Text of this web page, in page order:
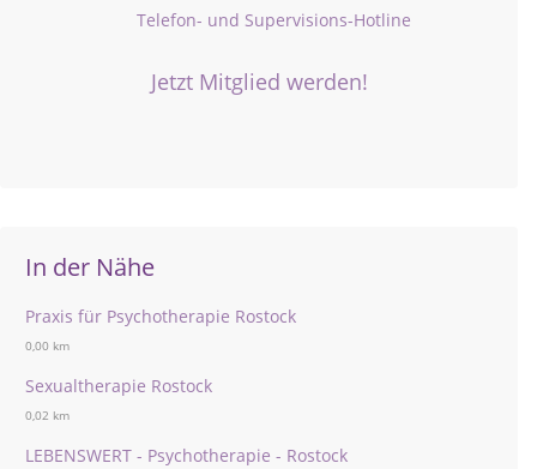
Telefon- und Supervisions-Hotline
Jetzt Mitglied werden!
In der Nähe
Praxis für Psychotherapie Rostock
0,00 km
Sexualtherapie Rostock
0,02 km
LEBENSWERT - Psychotherapie - Rostock